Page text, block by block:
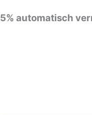
naar
5% automatisch